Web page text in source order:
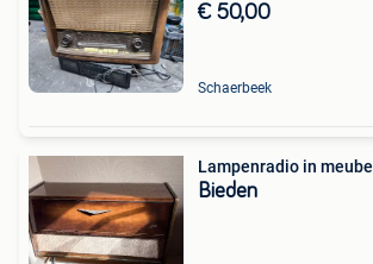
€ 50,00
Schaerbeek
Lampenradio in meubel
Bieden